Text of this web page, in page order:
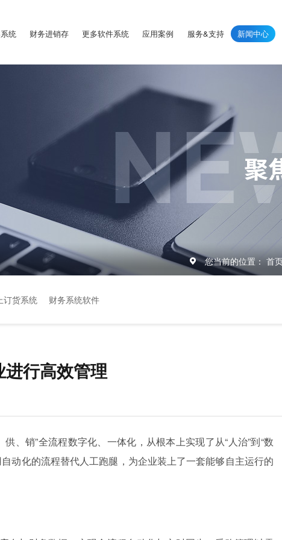
统 财务进销存 更多软件系统 应用案例 服务&支持 新闻中心
您当前的位置： 首
订货系统 财务系统软件
行高效管理
、销”全流程数字化、一体化，从根本上实现了从“人治”到“数
动化的流程替代人工跑腿，为企业装上了一套能够自主运行的